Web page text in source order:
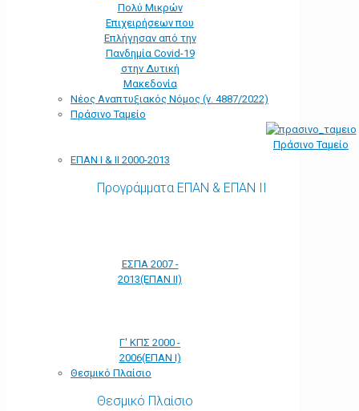
Πολύ Μικρών
Επιχειρήσεων που
Επλήγησαν από την
Πανδημία Covid-19
στην Δυτική
Μακεδονία
Νέος Αναπτυξιακός Νόμος (ν. 4887/2022)
Πράσινο Ταμείο
Πράσινο Ταμείο
ΕΠΑΝ Ι & ΙΙ 2000-2013
Προγράμματα ΕΠΑΝ & ΕΠΑΝ ΙΙ
ΕΣΠΑ 2007 -
2013(ΕΠΑΝ ΙΙ)
Γ' ΚΠΣ 2000 -
2006(ΕΠΑΝ Ι)
Θεσμικό Πλαίσιο
Θεσμικό Πλαίσιο